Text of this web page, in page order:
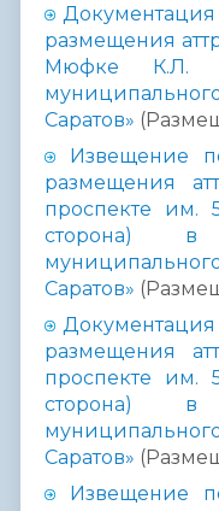
Документация
размещения
Мюфке К.Л.
Саратов»
Извещение
размещения
проспекте им.
сторона) в
Саратов»
Документация
размещения
проспекте им.
сторона) в
Саратов»
Извещение